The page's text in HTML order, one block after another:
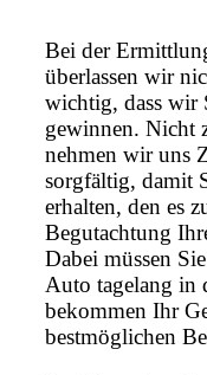
Bei der
überlassen wir
wichtig, dass wir
gewinnen. Nicht
nehmen wir uns
sorgfältig, damit
erhalten, den es
Begutachtung
Dabei müssen
Auto tagelang in
bekommen Ihr
bestmöglichen